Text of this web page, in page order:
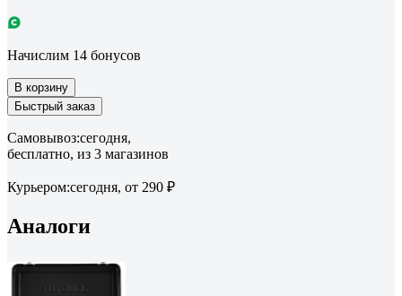
Начислим 14 бонусов
В корзину
Быстрый заказ
Самовывоз:сегодня,
бесплатно, из 3 магазинов
Курьером:сегодня, от 290 ₽
Аналоги